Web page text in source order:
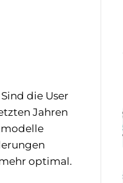
die User
Jahren
optimal.